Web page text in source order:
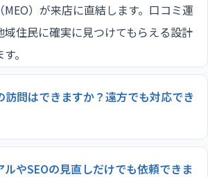
MEO）が来店に直結します。口コミ運
域住民に確実に見つけてもらえる設計
。
訪問はできますか？遠方でも対応でき
ルやSEOの見直しだけでも依頼できま